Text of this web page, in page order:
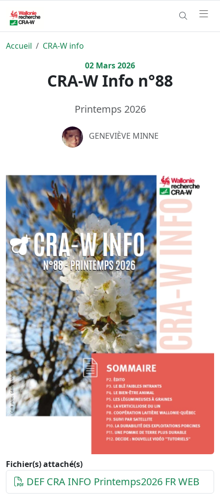
Accueil
CRA-W info
02 Mars2026
CRA-W Info n°88
Printemps 2026
GENEVIÈVE MINNE
Fichier(s) attaché(s)
DEF CRA INFO Printemps2026 FR WEB